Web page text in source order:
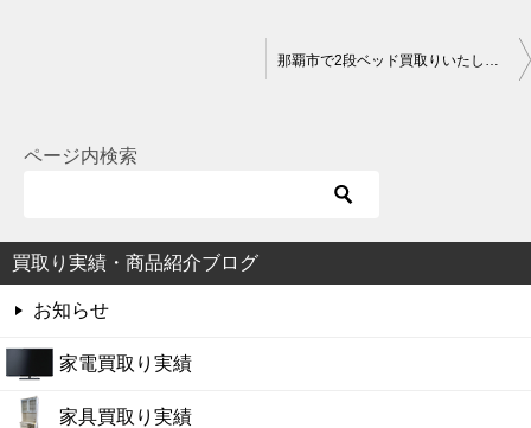
シ
ョ
ン
ページ内検索
買取り実績・商品紹介ブログ
お知らせ
家電買取り実績
家具買取り実績